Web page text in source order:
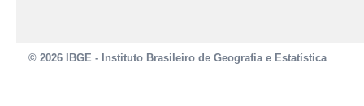
© 2026 IBGE - Instituto Brasileiro de Geografia e Estatística